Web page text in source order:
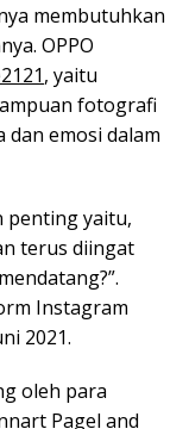
membutuhkan
OPPO
, yaitu
fotografi
emosi dalam
penting yaitu,
terus diingat
Instagram
2021.
oleh para
Pagel and